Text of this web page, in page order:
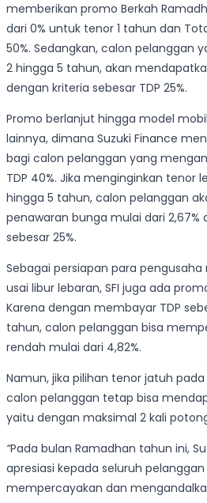
memberikan promo Berkah
dari 0% untuk tenor 1 tahun dan
50%. Sedangkan, calon pelanggan
2 hingga 5 tahun, akan
dengan kriteria sebesar TDP 25%.
Promo berlanjut hingga model
lainnya, dimana Suzuki Finance
bagi calon pelanggan yang
TDP 40%. Jika menginginkan tenor
hingga 5 tahun, calon pelanggan
penawaran bunga mulai dari 2,67%
sebesar 25%.
Sebagai persiapan para
usai libur lebaran, SFI juga ada
Karena dengan membayar TDP
tahun, calon pelanggan bisa
rendah mulai dari 4,82%.
Namun, jika pilihan tenor jatuh
calon pelanggan tetap bisa
yaitu dengan maksimal 2 kali
“Pada bulan Ramadhan tahun ini,
apresiasi kepada seluruh
mempercayakan dan